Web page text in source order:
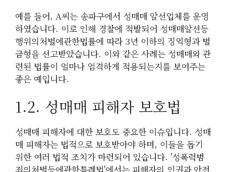
예를 들어, A씨는 송파구에서 성매매 알선업체를 운영
하였습니다. 이로 인해 경찰에 적발되어 성매매알선등
행위의처벌에관한법률에 따라 3년 이하의 징역형과 벌
금형을 선고받았습니다. 이와 같은 사례는 성매매와 관
련된 법률이 얼마나 엄격하게 적용되는지를 보여주는
좋은 예입니다.
1.2. 성매매 피해자 보호법
성매매 피해자에 대한 보호도 중요한 이슈입니다. 성매
매 피해자는 법적으로 보호받아야 하며, 이들을 돕기
위한 여러 법적 조치가 마련되어 있습니다. '성폭력범
죄의처벌등에관한특례법'에서는 피해자의 인권과 안전